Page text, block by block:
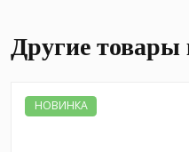
Другие товары
НОВИНКА